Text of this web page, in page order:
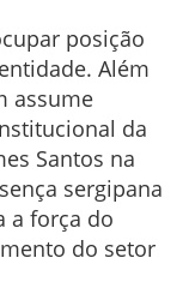
posição
Além
assume
da
Santos na
sergipana
a força do
do setor